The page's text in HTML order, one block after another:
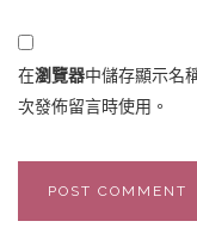
在瀏覽器中儲存顯示名
次發佈留言時使用。